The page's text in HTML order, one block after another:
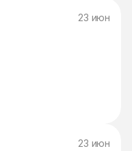
23 июн
23 июн